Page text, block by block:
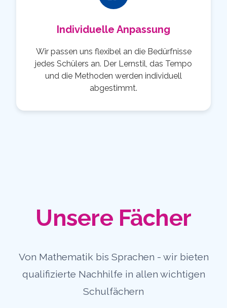
Individuelle Anpassung
Wir passen uns flexibel an die Bedürfnisse
jedes Schülers an. Der Lernstil, das Tempo
und die Methoden werden individuell
abgestimmt.
Unsere Fächer
Von Mathematik bis Sprachen - wir bieten
qualifizierte Nachhilfe in allen wichtigen
Schulfächern